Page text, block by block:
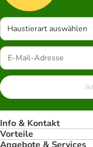
Haustierart auswählen
Info & Kontakt
Vorteile
Angebote & Services